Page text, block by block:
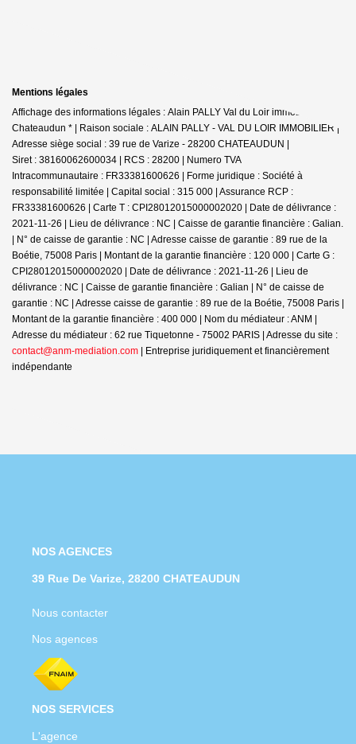
Mentions légales
Affichage des informations légales : Alain PALLY Val du Loir immobilier -
Chateaudun * | Raison sociale : ALAIN PALLY - VAL DU LOIR IMMOBILIER |
Adresse siège social : 39 rue de Varize - 28200 CHATEAUDUN |
Siret : 38160062600034 | RCS : 28200 | Numero TVA
Intracommunautaire : FR33381600626 | Forme juridique : Société à
responsabilité limitée | Capital social : 315 000 | Assurance RCP :
FR33381600626 | Carte T : CPI28012015000002020 | Date de délivrance :
2021-11-26 | Lieu de délivrance : NC | Caisse de garantie financière : Galian.
| N° de caisse de garantie : NC | Adresse caisse de garantie : 89 rue de la
Boétie, 75008 Paris | Montant de la garantie financière : 120 000 | Carte G :
CPI28012015000002020 | Date de délivrance : 2021-11-26 | Lieu de
délivrance : NC | Caisse de garantie financière : Galian | N° de caisse de
garantie : NC | Adresse caisse de garantie : 89 rue de la Boétie, 75008 Paris |
Montant de la garantie financière : 400 000 | Nom du médiateur : ANM |
Adresse du médiateur : 62 rue Tiquetonne - 75002 PARIS | Adresse du site :
contact@anm-mediation.com | Entreprise juridiquement et financièrement
indépendante
NOS AGENCES
39 Rue De Varize, 28200 CHATEAUDUN
Nous contacter
Nos agences
NOS SERVICES
L'agence